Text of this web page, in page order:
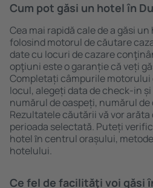
Cum pot găsi un hotel în
Cea mai rapidă cale de a găsi
folosind motorul de căutare
date cu locuri de cazare
opţiuni este o garanție că veți
Completați câmpurile
locul, alegeți data de check-in
numărul de oaspeți, numărul de
Rezultatele căutării vă vor
perioada selectată. Puteți
hotel ȋn centrul orașului,
hotelului.
Ce fel de facilităţi voi găsi